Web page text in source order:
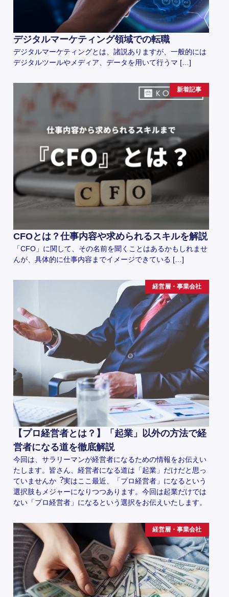
デジタルマーケティング領域での転職
デジタルマーケティングとは、諸説ありますが、一般的には
デジタルツールやメディア、データを用いて行うマ […]
新着記事
CFOとは？仕事内容や求められるスキルを解説
「CFO」に関して、その名前を聞くことはあるかもしれませ
んが、具体的に仕事内容までイメージできている […]
経営層・事業会社
【プロ経営者とは？】「起業」以外の方法で経
営者になる道を徹底解説
今回は、サラリーマンが経営者になるための情報をお伝えい
たします。皆さん、経営者になる道は「起業」だけだと思っ
ていませんか︖実はここ最近、「プロ経営者」になるという
選択肢もメジャーになりつつあります。今回は起業だけでは
ない「プロ経営者」になるという選択をお伝えいたします。
経営層・事業会社